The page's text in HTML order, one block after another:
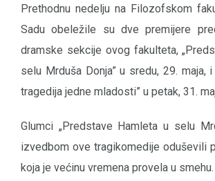
Prethodnu nedelju na Filozofskom
Sadu obeležile su dve premijere
dramske sekcije ovog fakulteta,
selu Mrduša Donja” u sredu, 29. maja,
tragedija jedne mladosti” u petak, 31.
Glumci „Predstave Hamleta u selu
izvedbom ove tragikomedije oduševili
koja je većinu vremena provela u smehu.